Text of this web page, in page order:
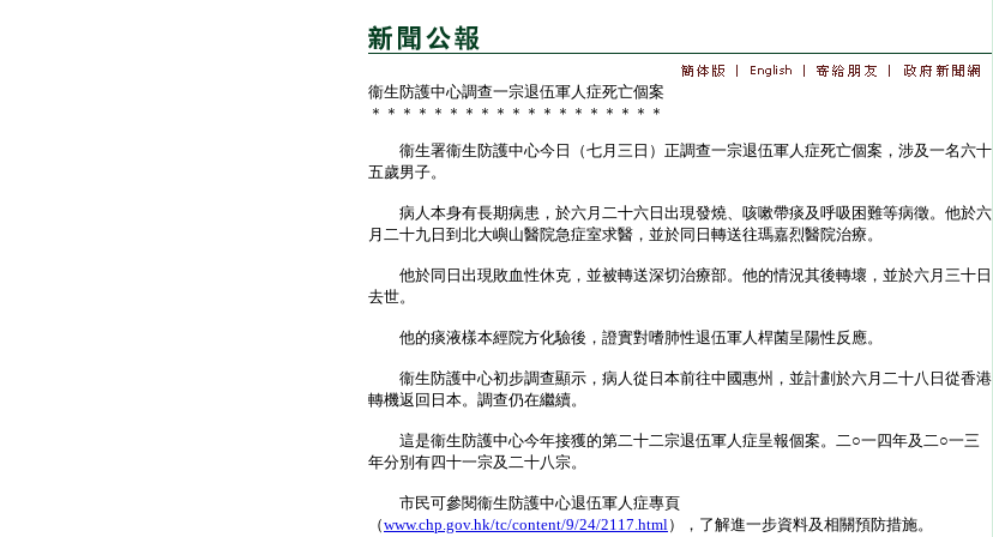
衞生防護中心調查一宗退伍軍人症死亡個案
＊＊＊＊＊＊＊＊＊＊＊＊＊＊＊＊＊＊＊
衞生署衞生防護中心今日（七月三日）正調查一宗退伍軍人症死亡個案，涉及一名六十
五歲男子。
病人本身有長期病患，於六月二十六日出現發燒、咳嗽帶痰及呼吸困難等病徵。他於六
月二十九日到北大嶼山醫院急症室求醫，並於同日轉送往瑪嘉烈醫院治療。
他於同日出現敗血性休克，並被轉送深切治療部。他的情況其後轉壞，並於六月三十日
去世。
他的痰液樣本經院方化驗後，證實對嗜肺性退伍軍人桿菌呈陽性反應。
衞生防護中心初步調查顯示，病人從日本前往中國惠州，並計劃於六月二十八日從香港
轉機返回日本。調查仍在繼續。
這是衞生防護中心今年接獲的第二十二宗退伍軍人症呈報個案。二○一四年及二○一三
年分別有四十一宗及二十八宗。
市民可參閱衞生防護中心退伍軍人症專頁
（www.chp.gov.hk/tc/content/9/24/2117.html），了解進一步資料及相關預防措施。